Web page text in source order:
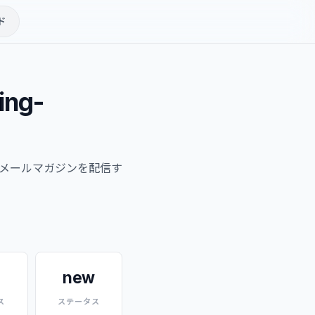
ールマガジンを配信す
new
ステータス